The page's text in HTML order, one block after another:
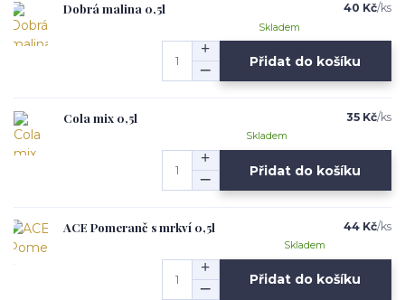
Dobrá malina 0,5l 40 Kč/ks
Skladem
Přidat do košíku
Cola mix 0,5l 35 Kč/ks
Skladem
Přidat do košíku
ACE Pomeranč s mrkví 0,5l 44 Kč/ks
Skladem
Přidat do košíku